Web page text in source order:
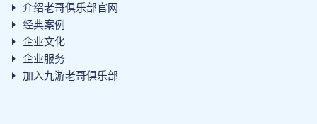
介绍老哥俱乐部官网
经典案例
企业文化
企业服务
加入九游老哥俱乐部